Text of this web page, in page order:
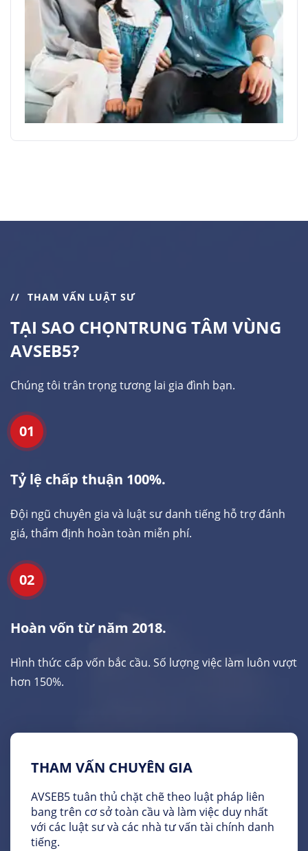
THAM VẤN CHUYÊN GIA
AVSEB5 tuân thủ chặt chẽ theo luật pháp liên
bang trên cơ sở toàn cầu và làm việc duy nhất
với các luật sư và các nhà tư vấn tài chính danh
tiếng.
THAM VẤN LUẬT SƯ
TẠI SAO CHỌNTRUNG TÂM VÙNG
AVSEB5?
Chúng tôi trân trọng tương lai gia đình bạn.
01
Tỷ lệ chấp thuận 100%.
Đội ngũ chuyên gia và luật sư danh tiếng hỗ trợ đánh
giá, thẩm định hoàn toàn miễn phí.
02
Hoàn vốn từ năm 2018.
Hình thức cấp vốn bắc cầu. Số lượng việc làm luôn vượt
hơn 150%.